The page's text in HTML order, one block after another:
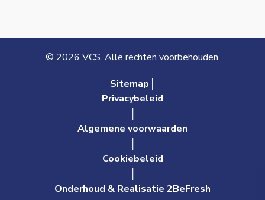
© 2026 VCS. Alle rechten voorbehouden.
Sitemap│
Privacybeleid
Algemene voorwaarden
Cookiebeleid
Onderhoud & Realisatie 2BeFresh